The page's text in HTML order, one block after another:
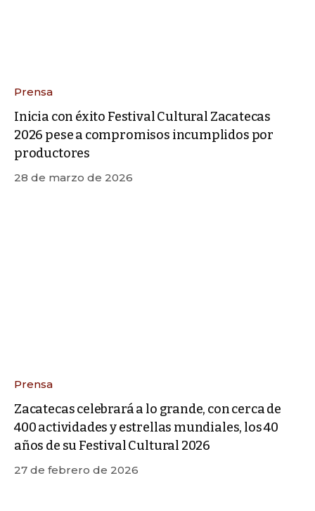
Prensa
Inicia con éxito Festival Cultural Zacatecas
2026 pese a compromisos incumplidos por
productores
28 de marzo de 2026
Prensa
Zacatecas celebrará a lo grande, con cerca de
400 actividades y estrellas mundiales, los 40
años de su Festival Cultural 2026
27 de febrero de 2026